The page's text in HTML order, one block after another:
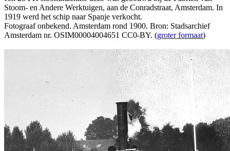
Stoom- en Andere Werktuigen, aan de Conradstraat, Amsterdam. In
1919 werd het schip naar Spanje verkocht.
Fotograaf onbekend. Amsterdam rond 1900. Bron: Stadsarchief
Amsterdam nr. OSIM00004004651 CC0-BY. (groter formaat)